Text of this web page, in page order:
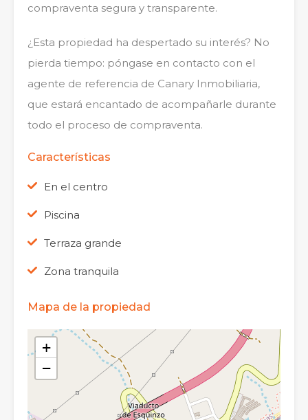
compraventa segura y transparente.
¿Esta propiedad ha despertado su interés? No
pierda tiempo: póngase en contacto con el
agente de referencia de Canary Inmobiliaria,
que estará encantado de acompañarle durante
todo el proceso de compraventa.
Características
En el centro
Piscina
Terraza grande
Zona tranquila
Mapa de la propiedad
+
−